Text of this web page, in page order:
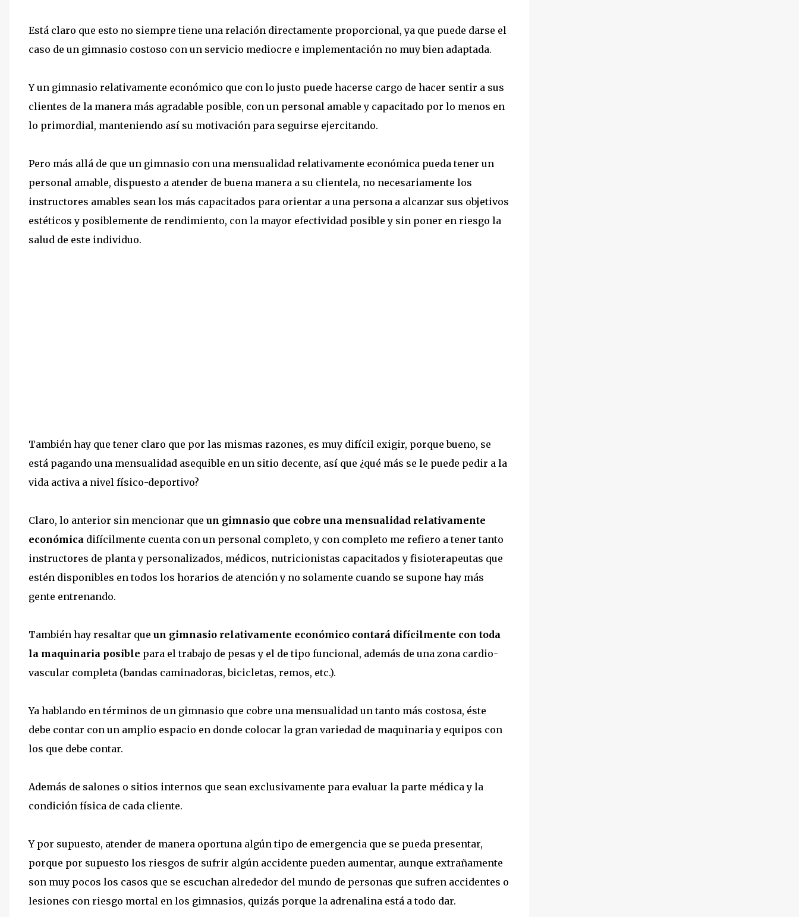
Está claro que esto no siempre tiene una relación directamente proporcional, ya que puede darse el
caso de un gimnasio costoso con un servicio mediocre e implementación no muy bien adaptada.
Y un gimnasio relativamente económico que con lo justo puede hacerse cargo de hacer sentir a sus
clientes de la manera más agradable posible, con un personal amable y capacitado por lo menos en
lo primordial, manteniendo así su motivación para seguirse ejercitando.
Pero más allá de que un gimnasio con una mensualidad relativamente económica pueda tener un
personal amable, dispuesto a atender de buena manera a su clientela, no necesariamente los
instructores amables sean los más capacitados para orientar a una persona a alcanzar sus objetivos
estéticos y posiblemente de rendimiento, con la mayor efectividad posible y sin poner en riesgo la
salud de este individuo.
También hay que tener claro que por las mismas razones, es muy difícil exigir, porque bueno, se
está pagando una mensualidad asequible en un sitio decente, así que ¿qué más se le puede pedir a la
vida activa a nivel físico-deportivo?
Claro, lo anterior sin mencionar que un gimnasio que cobre una mensualidad relativamente
económica difícilmente cuenta con un personal completo, y con completo me refiero a tener tanto
instructores de planta y personalizados, médicos, nutricionistas capacitados y fisioterapeutas que
estén disponibles en todos los horarios de atención y no solamente cuando se supone hay más
gente entrenando.
También hay resaltar que un gimnasio relativamente económico contará difícilmente con toda
la maquinaria posible para el trabajo de pesas y el de tipo funcional, además de una zona cardio-
vascular completa (bandas caminadoras, bicicletas, remos, etc.).
Ya hablando en términos de un gimnasio que cobre una mensualidad un tanto más costosa, éste
debe contar con un amplio espacio en donde colocar la gran variedad de maquinaria y equipos con
los que debe contar.
Además de salones o sitios internos que sean exclusivamente para evaluar la parte médica y la
condición física de cada cliente.
Y por supuesto, atender de manera oportuna algún tipo de emergencia que se pueda presentar,
porque por supuesto los riesgos de sufrir algún accidente pueden aumentar, aunque extrañamente
son muy pocos los casos que se escuchan alrededor del mundo de personas que sufren accidentes o
lesiones con riesgo mortal en los gimnasios, quizás porque la adrenalina está a todo dar.